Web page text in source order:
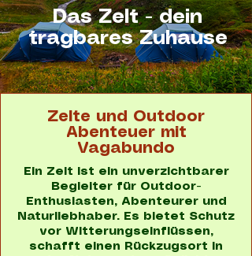
Das Zelt - dein
tragbares Zuhause
Zelte und Outdoor
Abenteuer mit
Vagabundo
Ein Zelt ist ein unverzichtbarer
Begleiter für Outdoor-
Enthusiasten, Abenteurer und
Naturliebhaber. Es bietet Schutz
vor Witterungseinflüssen,
schafft einen Rückzugsort in